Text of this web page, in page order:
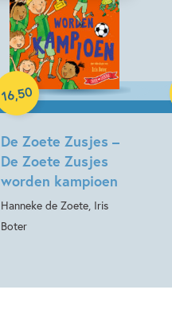
De Zoete Zusjes –
De Zoete Zusjes
worden kampioen
Hanneke de Zoete, Iris
Boter
16,50
Hardcover